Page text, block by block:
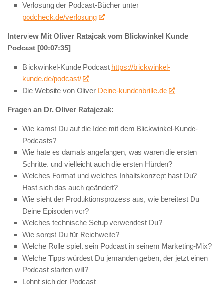
Verlosung der Podcast-Bücher unter
podcheck.de/verlosung
Interview Mit Oliver Ratajcak vom Blickwinkel Kunde
Podcast [00:07:35]
Blickwinkel-Kunde Podcast https://blickwinkel-
kunde.de/podcast/
Die Website von Oliver Deine-kundenbrille.de
Fragen an Dr. Oliver Ratajczak:
Wie kamst Du auf die Idee mit dem Blickwinkel-Kunde-
Podcasts?
Wie hate es damals angefangen, was waren die ersten
Schritte, und vielleicht auch die ersten Hürden?
Welches Format und welches Inhaltskonzept hast Du?
Hast sich das auch geändert?
Wie sieht der Produktionsprozess aus, wie bereitest Du
Deine Episoden vor?
Welches technische Setup verwendest Du?
Wie sorgst Du für Reichweite?
Welche Rolle spielt sein Podcast in seinem Marketing-Mix?
Welche Tipps würdest Du jemanden geben, der jetzt einen
Podcast starten will?
Lohnt sich der Podcast